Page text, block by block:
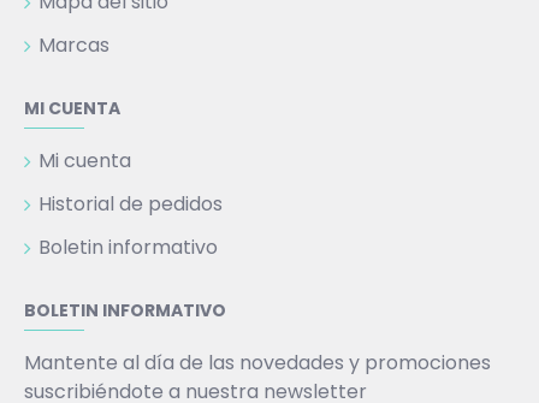
Marcas
MI CUENTA
Mi cuenta
Historial de pedidos
Boletin informativo
BOLETIN INFORMATIVO
Mantente al día de las novedades y promociones
suscribiéndote a nuestra newsletter